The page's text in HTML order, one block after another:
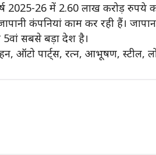
2025-26 में 2.60 लाख करोड़ रुपये
कंपनियां काम कर रही हैं।
5वां सबसे बड़ा देश है।
ऑटो पार्ट्स, रत्न, आभूषण, स्टील,